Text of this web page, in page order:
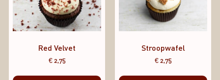
Red Velvet
€2,75
Stroopwafel
€2,75